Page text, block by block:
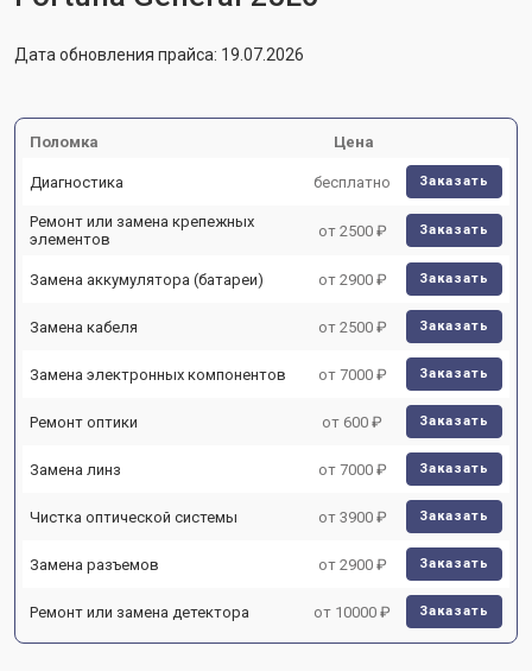
Дата обновления прайса: 19.07.2026
Поломка Цена
Диагностика бесплатно Заказать
Ремонт или замена крепежных
элементов
от 2500 ₽ Заказать
Замена аккумулятора (батареи) от 2900 ₽ Заказать
Замена кабеля от 2500 ₽ Заказать
Замена электронных компонентов от 7000 ₽ Заказать
Ремонт оптики от 600 ₽ Заказать
Замена линз от 7000 ₽ Заказать
Чистка оптической системы от 3900 ₽ Заказать
Замена разъемов от 2900 ₽ Заказать
Ремонт или замена детектора от 10000 ₽ Заказать